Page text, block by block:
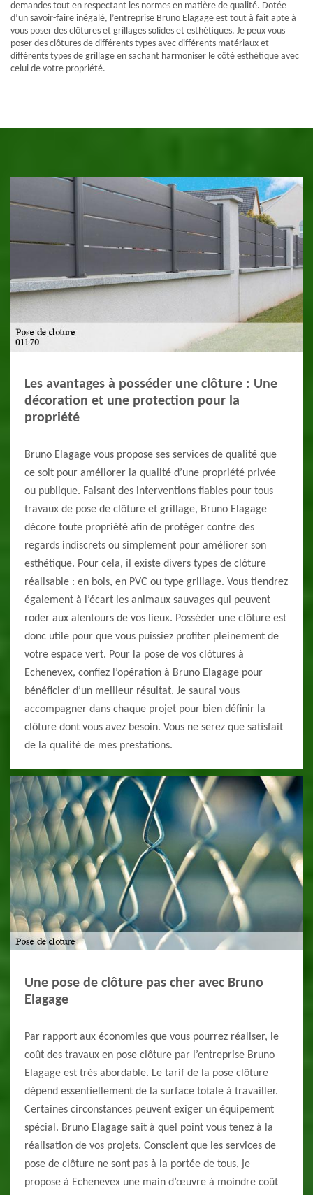
demandes tout en respectant les normes en matière de qualité. Dotée
d’un savoir-faire inégalé, l’entreprise Bruno Elagage est tout à fait apte à
vous poser des clôtures et grillages solides et esthétiques. Je peux vous
poser des clôtures de différents types avec différents matériaux et
différents types de grillage en sachant harmoniser le côté esthétique avec
celui de votre propriété.
Les avantages à posséder une clôture : Une
décoration et une protection pour la
propriété
Bruno Elagage vous propose ses services de qualité que
ce soit pour améliorer la qualité d’une propriété privée
ou publique. Faisant des interventions fiables pour tous
travaux de pose de clôture et grillage, Bruno Elagage
décore toute propriété afin de protéger contre des
regards indiscrets ou simplement pour améliorer son
esthétique. Pour cela, il existe divers types de clôture
réalisable : en bois, en PVC ou type grillage. Vous tiendrez
également à l’écart les animaux sauvages qui peuvent
roder aux alentours de vos lieux. Posséder une clôture est
donc utile pour que vous puissiez profiter pleinement de
votre espace vert. Pour la pose de vos clôtures à
Echenevex, confiez l’opération à Bruno Elagage pour
bénéficier d’un meilleur résultat. Je saurai vous
accompagner dans chaque projet pour bien définir la
clôture dont vous avez besoin. Vous ne serez que satisfait
de la qualité de mes prestations.
Une pose de clôture pas cher avec Bruno
Elagage
Par rapport aux économies que vous pourrez réaliser, le
coût des travaux en pose clôture par l’entreprise Bruno
Elagage est très abordable. Le tarif de la pose clôture
dépend essentiellement de la surface totale à travailler.
Certaines circonstances peuvent exiger un équipement
spécial. Bruno Elagage sait à quel point vous tenez à la
réalisation de vos projets. Conscient que les services de
pose de clôture ne sont pas à la portée de tous, je
propose à Echenevex une main d’œuvre à moindre coût